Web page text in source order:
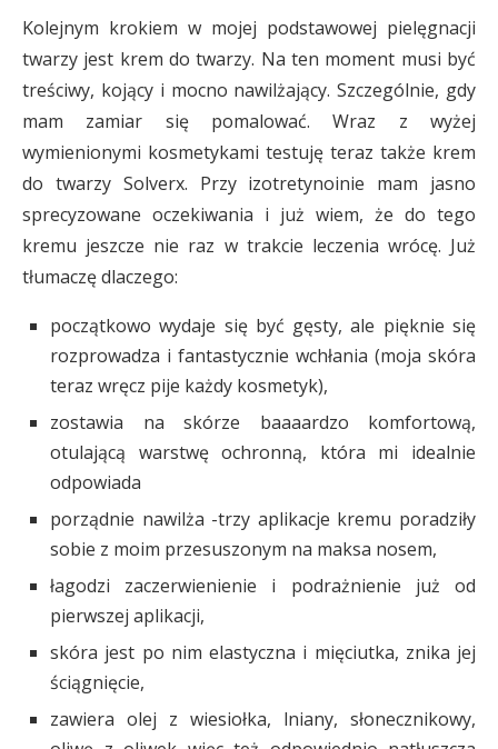
Kolejnym krokiem w mojej podstawowej pielęgnacji
twarzy jest krem do twarzy. Na ten moment musi być
treściwy, kojący i mocno nawilżający. Szczególnie, gdy
mam zamiar się pomalować. Wraz z wyżej
wymienionymi kosmetykami testuję teraz także krem
do twarzy Solverx. Przy izotretynoinie mam jasno
sprecyzowane oczekiwania i już wiem, że do tego
kremu jeszcze nie raz w trakcie leczenia wrócę. Już
tłumaczę dlaczego:
początkowo wydaje się być gęsty, ale pięknie się
rozprowadza i fantastycznie wchłania (moja skóra
teraz wręcz pije każdy kosmetyk),
zostawia na skórze baaaardzo komfortową,
otulającą warstwę ochronną, która mi idealnie
odpowiada
porządnie nawilża -trzy aplikacje kremu poradziły
sobie z moim przesuszonym na maksa nosem,
łagodzi zaczerwienienie i podrażnienie już od
pierwszej aplikacji,
skóra jest po nim elastyczna i mięciutka, znika jej
ściągnięcie,
zawiera olej z wiesiołka, lniany, słonecznikowy,